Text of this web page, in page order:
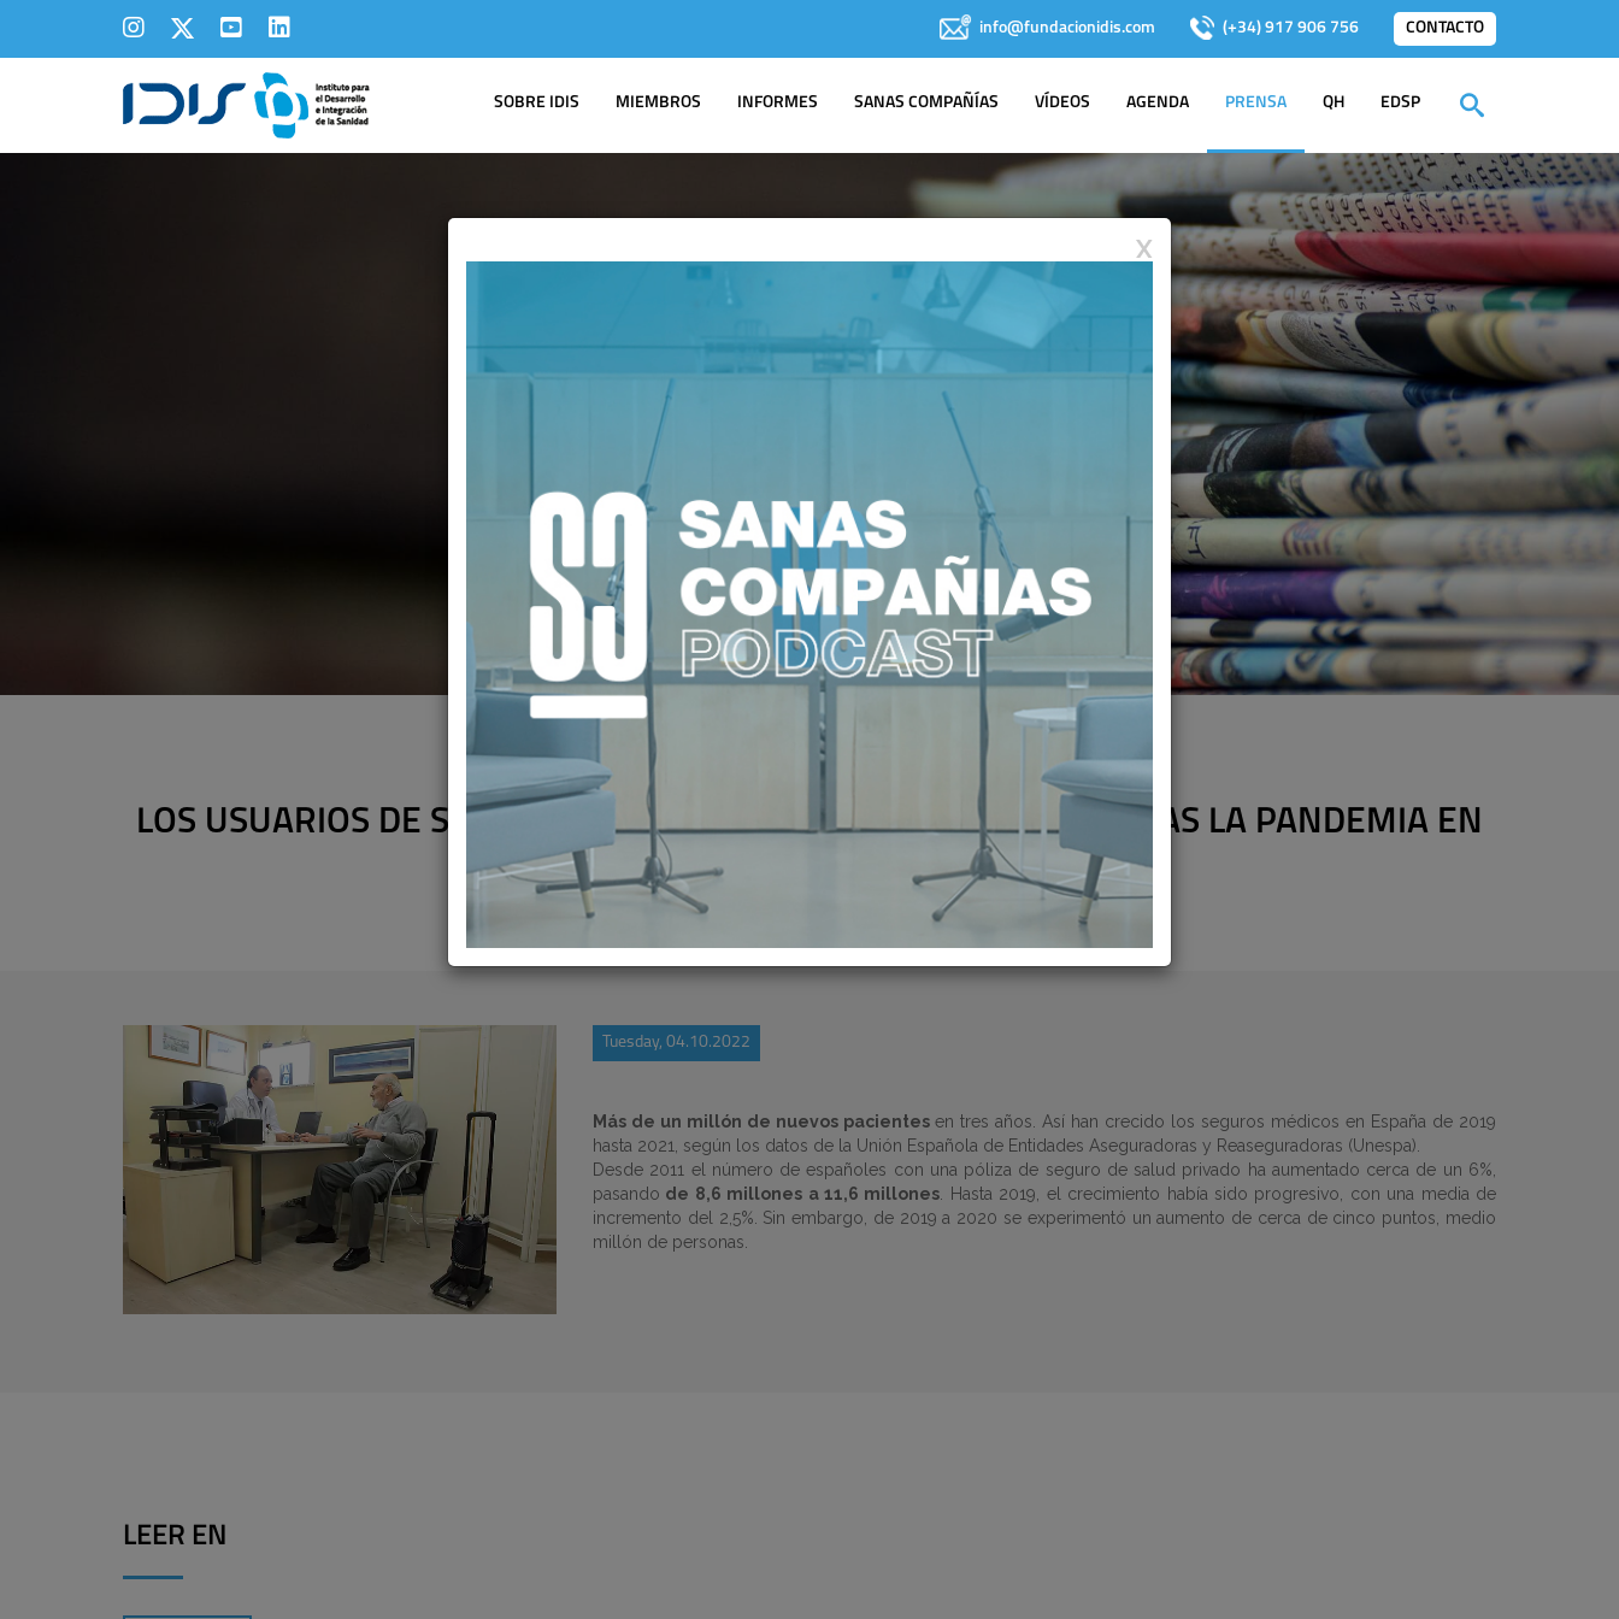
info@fundacionidis.com (+34) 917 906 756 CONTACTO
SOBRE IDIS MIEMBROS INFORMES SANAS COMPAÑÍAS VÍDEOS AGENDA PRENSA QH EDSP
IDIS EN LOS MEDIOS
LOS USUARIOS DE SEGUROS MÉDICOS AUMENTARON UN 10% TRAS LA PANDEMIA EN
Tuesday, 04.10.2022
Más de un millón de nuevos pacientes en tres años. Así han crecido los seguros médicos en España de 2019
hasta 2021, según los datos de la Unión Española de Entidades Aseguradoras y Reaseguradoras (Unespa).
Desde 2011 el número de españoles con una póliza de seguro de salud privado ha aumentado cerca de un 6%,
pasando de 8,6 millones a 11,6 millones . Hasta 2019, el crecimiento había sido progresivo, con una media de
incremento del 2,5%. Sin embargo, de 2019 a 2020 se experimentó un aumento de cerca de cinco puntos, medio
millón de personas.
LEER EN
X